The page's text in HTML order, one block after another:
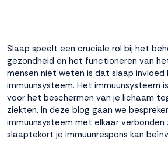
cookies. Kies je voor
Weigeren? Dan
plaatsen we alleen
functionele en
analytische cookies.
Accepteren
Slaap speelt een cruciale rol bij het
gezondheid en het functioneren van
mensen niet weten is dat slaap
immuunsysteem. Het immuunsysteem
voor het beschermen van je lichaam
ziekten. In deze blog gaan we
immuunsysteem met elkaar verbonden
slaaptekort je immuunrespons kan